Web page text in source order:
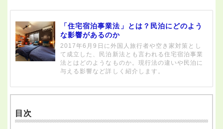
「住宅宿泊事業法」とは？民泊にどのよう
な影響があるのか
2017年6月9日に外国人旅行者や空き家対策とし
て成立した、民泊新法とも言われる住宅宿泊事業
法とはどのようなものか。現行法の違いや民泊に
与える影響など詳しく紹介します。
目次